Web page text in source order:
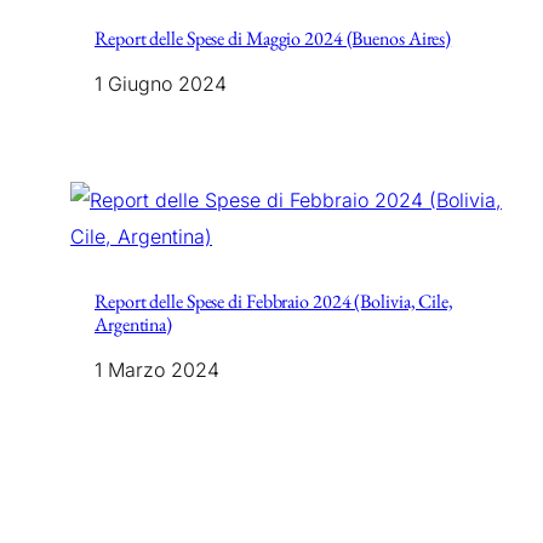
Report delle Spese di Maggio 2024 (Buenos Aires)
1 Giugno 2024
Report delle Spese di Febbraio 2024 (Bolivia, Cile,
Argentina)
1 Marzo 2024